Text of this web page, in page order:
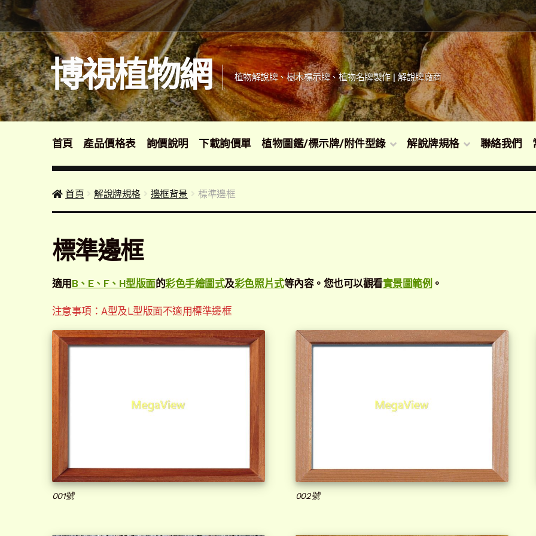
跳
至
導
覽
列
跳
至
主
要
內
容
博視植物網 植物解說牌、樹木標示牌、植物名牌製作 | 解說牌廠商
首頁 產品價格表 詢價說明 下載詢價單 植物圖鑑/標示牌/附件型錄 解說牌規格 聯絡我們
首頁 解說牌規格 邊框背景 標準邊框
標準邊框
適用 B、E、F、H型版面的彩色手繪圖式及彩色照片式等內容。您也可以觀看實景圖範例 。
注意事項：A型及L型版面不適用標準邊框
001號 002號